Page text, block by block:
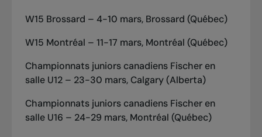
W15 Brossard – 4-10 mars, Brossard (Québec)
W15 Montréal – 11-17 mars, Montréal (Québec)
Championnats juniors canadiens Fischer en
salle U12 – 23-30 mars, Calgary (Alberta)
Championnats juniors canadiens Fischer en
salle U16 – 24-29 mars, Montréal (Québec)